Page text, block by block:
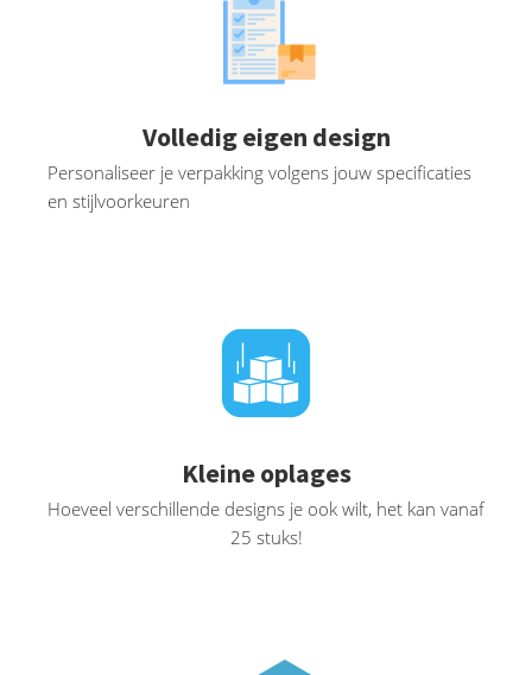
Volledig eigen design
Personaliseer je verpakking volgens jouw specificaties
en stijlvoorkeuren
Kleine oplages
Hoeveel verschillende designs je ook wilt, het kan vanaf
25 stuks!